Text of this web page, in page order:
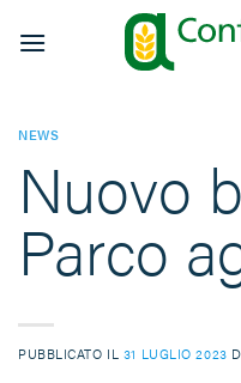
NEWS
Nuovo
Parco
PUBBLICATO IL 31 LUGLIO 2023